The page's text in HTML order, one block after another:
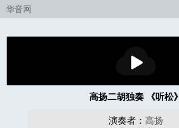
华音网
放
高扬二胡独奏 《听松》
演奏者： 高扬